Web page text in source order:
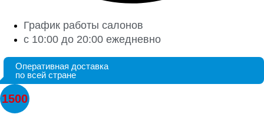
График работы салонов
с 10:00 до 20:00 ежедневно
Оперативная доставка
по всей стране
1500